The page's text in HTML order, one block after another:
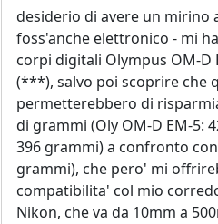
desiderio di avere un mirino
foss'anche elettronico - mi
corpi digitali Olympus OM-D
(***), salvo poi scoprire che
permetterebbero di
di grammi (Oly OM-D EM-5:
396 grammi) a confronto
grammi), che pero' mi
compatibilita' col mio
Nikon, che va da 10mm a